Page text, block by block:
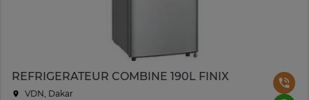
REFRIGERATEUR COMBINE 190L FINIX
VDN, Dakar